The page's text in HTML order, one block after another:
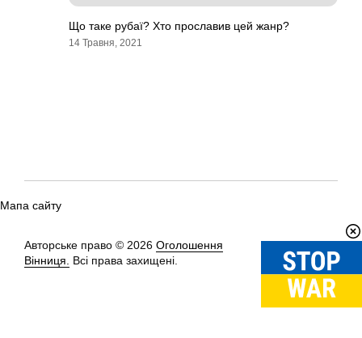
Що таке рубаї? Хто прославив цей жанр?
14 Травня, 2021
Мапа сайту
Авторське право © 2026 Оголошення
Вінниця.
Всі права захищені.
Вгору↑